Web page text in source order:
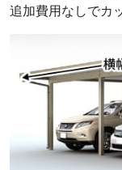
追加費用なしでカ